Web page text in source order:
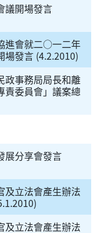
議開場發言
進會就二○一二年
場發言 (4.2.2010)
政事務局局長和離
責委員會」議案總
展分享會發言
立法會產生辦法
立法會產生辦法